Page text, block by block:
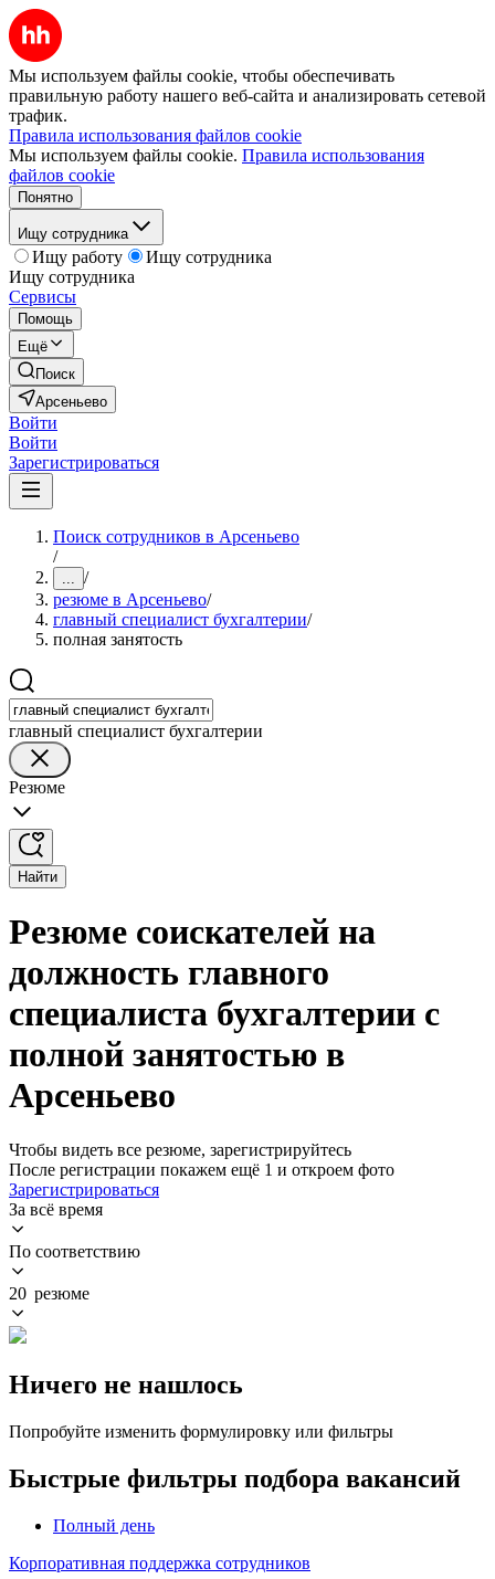
Мы используем файлы cookie, чтобы обеспечивать
правильную работу нашего веб-сайта и анализировать сетевой
трафик.
Правила использования файлов cookie
Мы используем файлы cookie. Правила использования
файлов cookie
Понятно
Ищу сотрудника
Ищу работу
Ищу сотрудника
Ищу сотрудника
Сервисы
Помощь
Ещё
Поиск
Арсеньево
Войти
Войти
Зарегистрироваться
Поиск сотрудников в Арсеньево
/
... /
резюме в Арсеньево/
главный специалист бухгалтерии/
полная занятость
главный специалист бухгалтерии
Резюме
Найти
Резюме соискателей на
должность главного
специалиста бухгалтерии с
полной занятостью в
Арсеньево
Чтобы видеть все резюме, зарегистрируйтесь
После регистрации покажем ещё 1 и откроем фото
Зарегистрироваться
За всё время
По соответствию
20 резюме
Ничего не нашлось
Попробуйте изменить формулировку или фильтры
Быстрые фильтры подбора вакансий
Полный день
Корпоративная поддержка сотрудников